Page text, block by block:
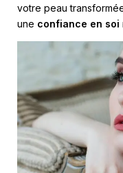
votre peau
une confiance en soi